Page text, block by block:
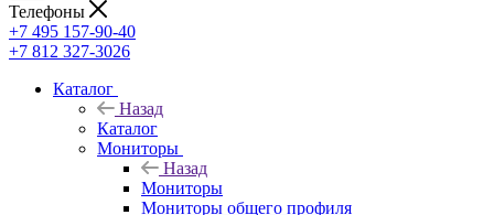
Телефоны
+7 495 157-90-40
+7 812 327-3026
Каталог
Назад
Каталог
Мониторы
Назад
Мониторы
Мониторы общего профиля